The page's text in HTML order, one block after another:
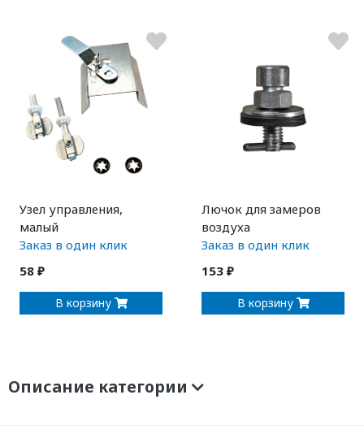
Узел управления,
малый
Заказ в один клик
58 ₽
В корзину
Лючок для замеров
воздуха
Заказ в один клик
153 ₽
В корзину
Описание категории